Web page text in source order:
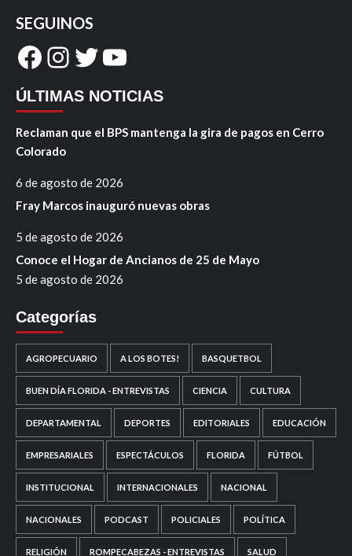
SEGUINOS
Facebook
Instagram
Twitter
YouTube
ÚLTIMAS NOTICIAS
Reclaman que el BPS mantenga la gira de pagos en Cerro
Colorado
6 de agosto de 2026
Fray Marcos inauguró nuevas obras
5 de agosto de 2026
Conoce el Hogar de Ancianos de 25 de Mayo
5 de agosto de 2026
Categorías
AGROPECUARIO A LOS BOTES! BASQUETBOL
BUEN DÍA FLORIDA - ENTREVISTAS CIENCIA CULTURA
DEPARTAMENTAL DEPORTES EDITORIALES EDUCACIÓN
EMPRESARIALES ESPECTÁCULOS FLORIDA FÚTBOL
INSTITUCIONAL INTERNACIONALES NACIONAL
NACIONALES PODCAST POLICIALES POLÍTICA
RELIGIÓN ROMPECABEZAS - ENTREVISTAS SALUD